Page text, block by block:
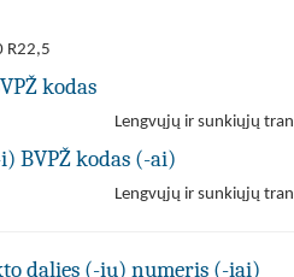
R22,5
kodas
Lengvųjų ir sunkiųjų
BVPŽ kodas (-ai)
Lengvųjų ir sunkiųjų
dalies (-ių) numeris (-iai)